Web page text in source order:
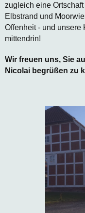
zugleich eine
Elbstrand und
Offenheit - und
mittendrin!
Wir freuen uns, Sie
Nicolai begrüßen zu